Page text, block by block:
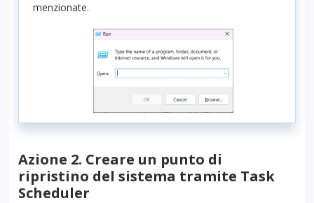
menzionate.
Azione 2. Creare un punto di
ripristino del sistema tramite Task
Scheduler